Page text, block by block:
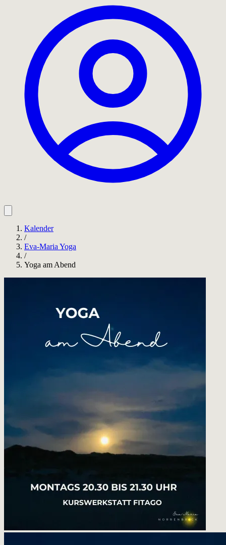
Kalender
/
Eva-Maria Yoga
/
Yoga am Abend